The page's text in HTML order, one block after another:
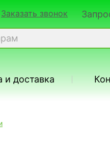
Заказать звонок
и доставка